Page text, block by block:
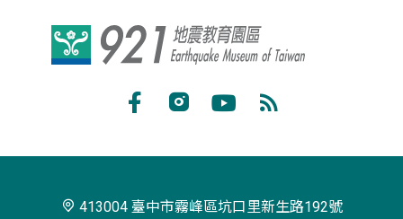
921
園
閱
413004 臺中市霧峰區坑口里新生路192號